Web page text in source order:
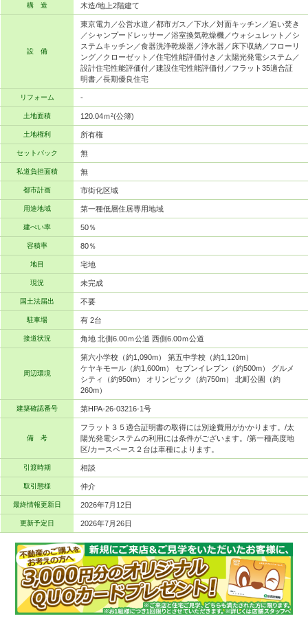
構 造 木造/地上2階建て
設 備
東京電力／公営水道／都市ガス／下水／対面キッチン／追い焚き
／シャンプードレッサー／浴室換気乾燥機／ウォシュレット／シ
ステムキッチン／食器洗浄乾燥器／浄水器／床下収納／フローリ
ング／クローゼット／住宅性能評価付き／太陽光発電システム／
設計住宅性能評価付／建設住宅性能評価付／フラット35適合証
明書／長期優良住宅
リフォーム -
土地面積 120.04ｍ²(公簿)
土地権利 所有権
セットバック 無
私道負担面積 無
都市計画 市街化区域
用途地域 第一種低層住居専用地域
建ぺい率 50％
容積率 80％
地目 宅地
現況 未完成
国土法届出 不要
駐車場 有 2台
接道状況 角地 北側6.00ｍ公道 西側6.00ｍ公道
周辺環境
第六小学校（約1,090m） 第五中学校（約1,120m）
ケヤキモール（約1,600m） セブンイレブン（約500m） グルメ
シティ（約950m） オリンピック（約750m） 北町公園（約
260m）
建築確認番号 第HPA-26-03216-1号
備 考
フラット３５適合証明書の取得には別途費用がかかります。/太
陽光発電システムの利用には条件がございます。/第一種高度地
区/カースペース２台は車種によります。
引渡時期 相談
取引態様 仲介
最終情報更新日 2026年7月12日
更新予定日 2026年7月26日